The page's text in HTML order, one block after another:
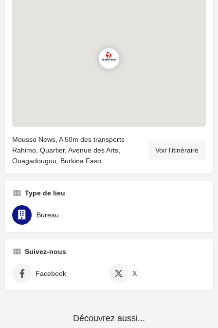
Mousso News, A 50m des transports
Rahimo, Quartier, Avenue des Arts,
Ouagadougou, Burkina Faso
Voir l'itinéraire
Type de lieu
Bureau
Suivez-nous
Facebook X
Découvrez aussi...